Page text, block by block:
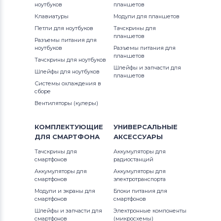
Аккумуляторы для ноутбуков
Thunderobot
Аккумуляторы для ноутбуков
Lenovo
Аккумуляторы для ноутбуков
Gateway
Аккумуляторы для ноутбуков
Аккумуляторы для ноутбуков
Advent
Аккумуляторы для ноутбуковHP
Аккумуляторы для ноутбуковMSI
Аккумуляторы для ноутбуков
G3 Series
G5 Series
G7
Inspiron
Inspiron 11
Inspiron 11z
Inspiron 13
Inspiron 14
Inspiron 14R
Inspiron 14V
13R (N3010)
13z (1370)
14 7467
1400
ноутбуков
Клавиатуры
Петли для ноутбуков
Разъемы питания для
ноутбуков
Тачскрины для ноутбуков
Шлейфы для ноутбуков
Системы охлаждения в
сборе
Вентиляторы (кулеры)
планшетов
Модули для планшетов
Тачскрины для
планшетов
Разъемы питания для
планшетов
Шлейфы и запчасти для
планшетов
КОМПЛЕКТУЮЩИЕ
ДЛЯ СМАРТФОНА
Тачскрины для
смартфонов
Аккумуляторы для
смартфонов
Модули и экраны для
смартфонов
Шлейфы и запчасти для
смартфонов
УНИВЕРСАЛЬНЫЕ
АКСЕССУАРЫ
Аккумуляторы для
радиостанций
Аккумуляторы для
электротранспорта
Блоки питания для
смартфонов
Электронные компоненты
(микросхемы)